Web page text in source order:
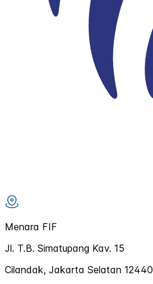
Menara FIF
Jl. T.B. Simatupang Kav. 15
Cilandak, Jakarta Selatan 12440